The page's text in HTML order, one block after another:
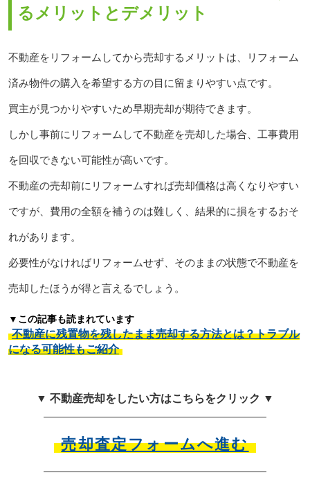
るメリットとデメリット
不動産をリフォームしてから売却するメリットは、リフォーム
済み物件の購入を希望する方の目に留まりやすい点です。
買主が見つかりやすいため早期売却が期待できます。
しかし事前にリフォームして不動産を売却した場合、工事費用
を回収できない可能性が高いです。
不動産の売却前にリフォームすれば売却価格は高くなりやすい
ですが、費用の全額を補うのは難しく、結果的に損をするおそ
れがあります。
必要性がなければリフォームせず、そのままの状態で不動産を
売却したほうが得と言えるでしょう。
▼この記事も読まれています
不動産に残置物を残したまま売却する方法とは？トラブル
になる可能性もご紹介
▼ 不動産売却をしたい方はこちらをクリック ▼
売却査定フォームへ進む